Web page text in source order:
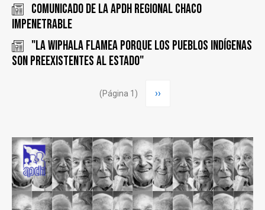
COMUNICADO DE LA APDH REGIONAL CHACO
IMPENETRABLE
"La Wiphala flamea porque los pueblos indígenas
son preexistentes al estado"
(Página 1)
Siguiente
››